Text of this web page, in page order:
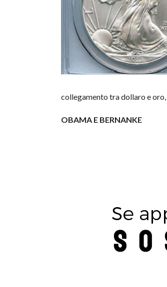
collegamento tra dollaro e
OBAMA E BERNANKE